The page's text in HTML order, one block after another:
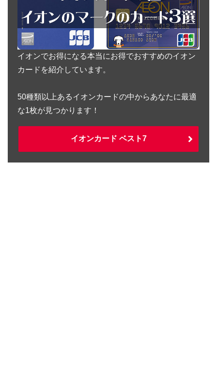
イオンでお得になる本当にお得でおすすめのイオン
カードを紹介しています。
50種類以上あるイオンカードの中からあなたに最適
な1枚が見つかります！
イオンカード ベスト7